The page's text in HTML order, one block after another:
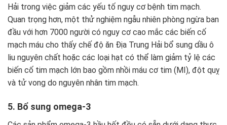
Hải trong việc giảm các yếu tố nguy cơ bệnh tim mạch.
Quan trọng hơn, một thử nghiệm ngẫu nhiên phòng ngừa ban
đầu với hơn 7000 người có nguy cơ cao mắc các biến cố
mạch máu cho thấy chế độ ăn Địa Trung Hải bổ sung dầu ô
liu nguyên chất hoặc các loại hạt có thể làm giảm tỷ lệ các
biến cố tim mạch lớn bao gồm nhồi máu cơ tim (MI), đột quỵ
và tử vong do nguyên nhân tim mạch.
5. Bổ sung omega-3